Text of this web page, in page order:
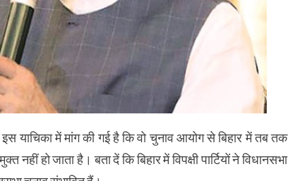
याचिका में मांग की गई है कि वो चुनाव आयोग से बिहार में तब तक
हो जाता है। बता दें कि बिहार में विपक्षी पार्टियों ने विधानसभा